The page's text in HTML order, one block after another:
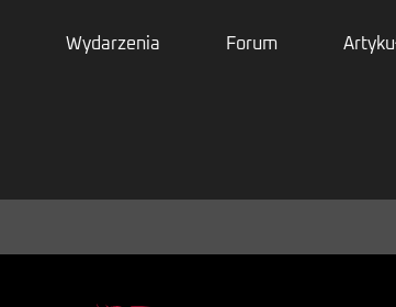
Wydarzenia Forum